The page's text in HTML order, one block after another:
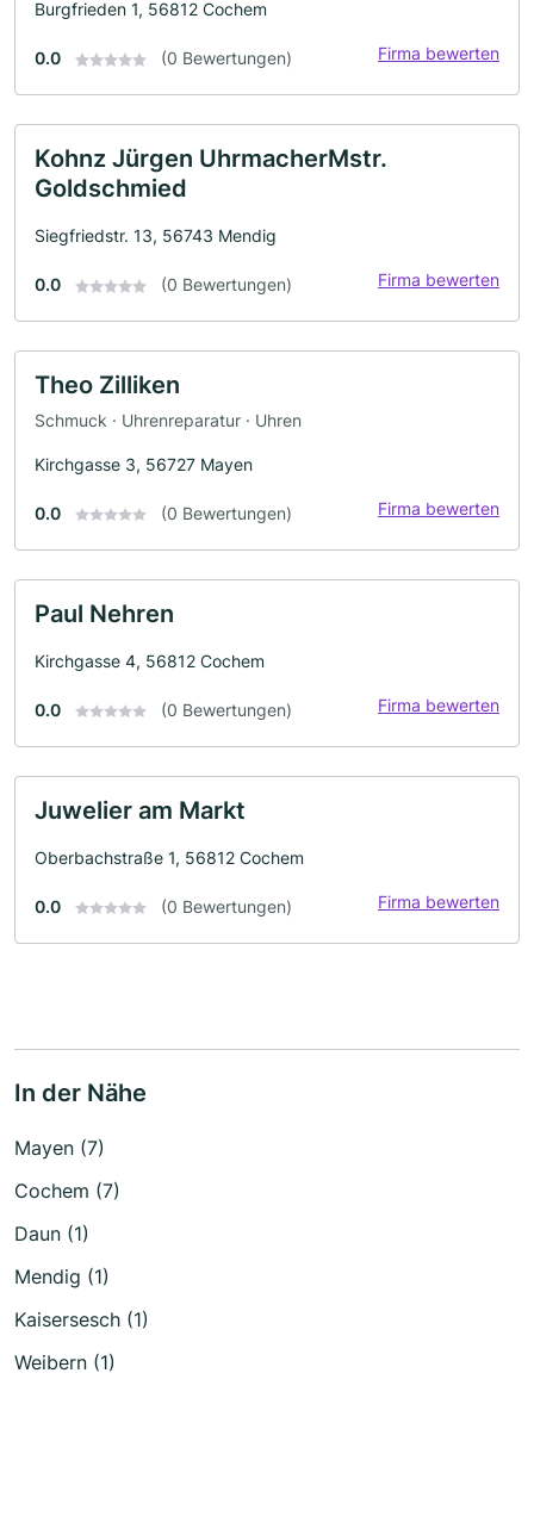
Burgfrieden 1, 56812 Cochem
0.0 (0 Bewertungen) Firma bewerten
Kohnz Jürgen UhrmacherMstr.
Goldschmied
Siegfriedstr. 13, 56743 Mendig
0.0 (0 Bewertungen) Firma bewerten
Theo Zilliken
Schmuck · Uhrenreparatur · Uhren
Kirchgasse 3, 56727 Mayen
0.0 (0 Bewertungen) Firma bewerten
Paul Nehren
Kirchgasse 4, 56812 Cochem
0.0 (0 Bewertungen) Firma bewerten
Juwelier am Markt
Oberbachstraße 1, 56812 Cochem
0.0 (0 Bewertungen) Firma bewerten
In der Nähe
Mayen (7)
Cochem (7)
Daun (1)
Mendig (1)
Kaisersesch (1)
Weibern (1)